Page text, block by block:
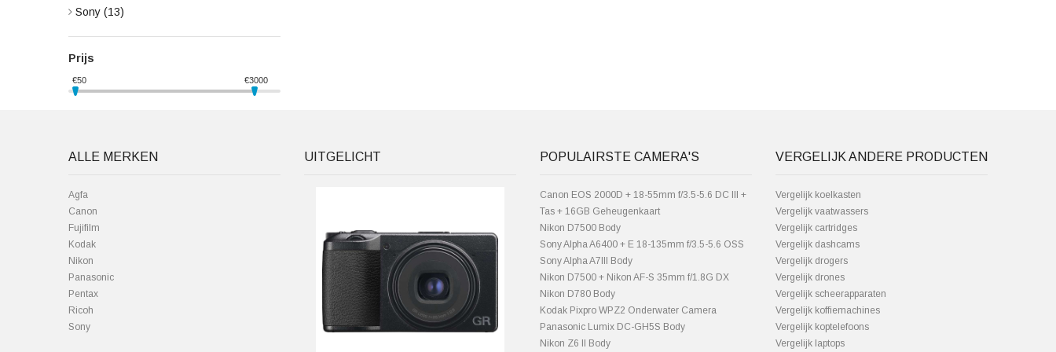
Sony (13)
Prijs
€50 €3000
ALLE MERKEN
Agfa
Canon
Fujifilm
Kodak
Nikon
Panasonic
Pentax
Ricoh
Sony
UITGELICHT POPULAIRSTE CAMERA'S
Canon EOS 2000D + 18-55mm f/3.5-5.6 DC III +
Tas + 16GB Geheugenkaart
Nikon D7500 Body
Sony Alpha A6400 + E 18-135mm f/3.5-5.6 OSS
Sony Alpha A7III Body
Nikon D7500 + Nikon AF-S 35mm f/1.8G DX
Nikon D780 Body
Kodak Pixpro WPZ2 Onderwater Camera
Panasonic Lumix DC-GH5S Body
Nikon Z6 II Body
VERGELIJK ANDERE PRODUCTEN
Vergelijk koelkasten
Vergelijk vaatwassers
Vergelijk cartridges
Vergelijk dashcams
Vergelijk drogers
Vergelijk drones
Vergelijk scheerapparaten
Vergelijk koffiemachines
Vergelijk koptelefoons
Vergelijk laptops